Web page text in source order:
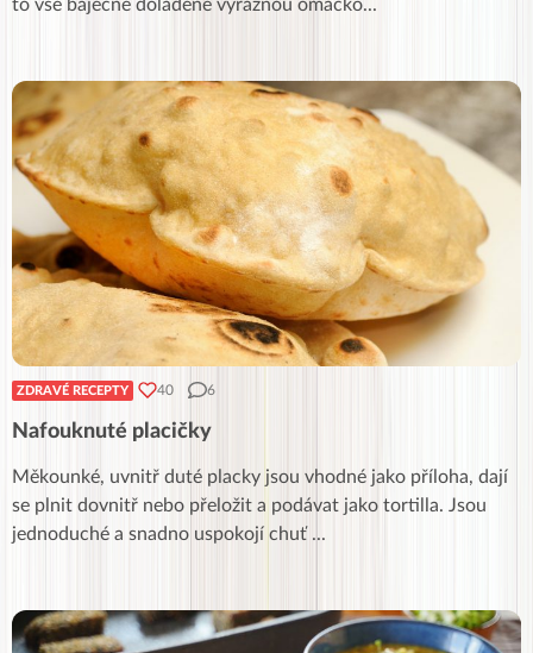
to vše báječně doladěné výraznou omáčko...
ZDRAVÉ RECEPTY 40 6
Nafouknuté placičky
Měkounké, uvnitř duté placky jsou vhodné jako příloha, dají
se plnit dovnitř nebo přeložit a podávat jako tortilla. Jsou
jednoduché a snadno uspokojí chuť ...